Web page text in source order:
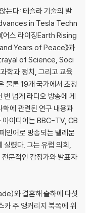
국방부에서 법무부까지｜
｜새로운 방어용 무기들
드백
훈련｜바이오피드백에 대
헤미 싱크와 로버트 먼로｜
호작용｜슈만 공진｜침술
｜빛과 소리｜전자 두개골
귀｜어스펄스 사운드웨이
는다: 테슬라 기술의 발
in Tesla Techn
어스 라이징Earth Rising
Years of Peace》과
of Science, Soci
학과 정치, 그리고 교육
물론 19개 국가에서 초청
번 넘게 라디오 방송에 게
에 관련된 연구 내용과
아이디어는 BBC-TV, CB
인어로 방송되는 텔레문
실렸다. 그는 유럽 의회,
문적인 감정가와 발표자
와 결혼해 슬하에 다섯
카 주 앵커리지 북쪽에 위